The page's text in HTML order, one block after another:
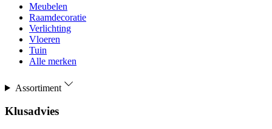
Meubelen
Raamdecoratie
Verlichting
Vloeren
Tuin
Alle merken
Assortiment
Klusadvies